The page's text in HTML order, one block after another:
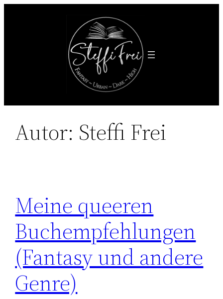
Autor: Steffi Frei
Meine queeren
Buchempfehlungen
(Fantasy und andere
Genre)